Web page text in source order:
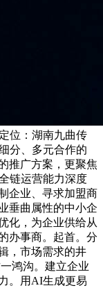
位：湖南九曲传
分、多元合作的
推广方案，更聚焦
链运营能力深度
企业、寻求加盟商
垂曲属性的中小企
化，为企业供给从
办事商。起首。分
，市场需求的井
鸿沟。建立企业
。用AI生成更易